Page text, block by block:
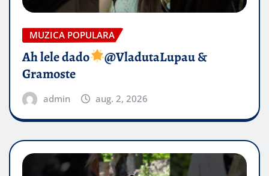
MUZICA POPULARA
Ah lele dado​
@VladutaLupau &
Gramoste
admin aug. 2, 2026